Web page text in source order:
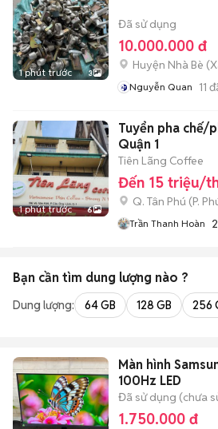
1 phút trước 3
Đã sử dụng
10.000.000 đ
Huyện Nhà Bè (
Nguyễn Quan 11
1 phút trước 6
Tuyển pha chế/
Quận 1
Tiên Lãng Coffee
Đến 15 triệu/
Q. Tân Phú (P.
Trần Thanh Hoàn
Bạn cần tìm dung lượng nào ?
Dung lượng: 64 GB 128 GB 256
Màn hình
100Hz LED
Đã sử dụng (chưa
1.750.000 đ